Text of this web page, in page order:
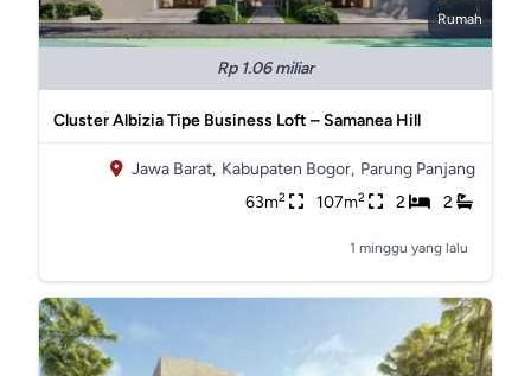
Rumah
Rp 1.06 miliar
Cluster Albizia Tipe Business Loft – Samanea Hill
Jawa Barat, Kabupaten Bogor, Parung Panjang
63m2 107m2 2 2
1 minggu yang lalu